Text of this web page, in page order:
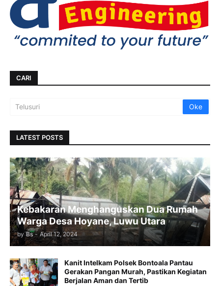
CARI
LATEST POSTS
Kebakaran Menghanguskan Dua Rumah
Warga Desa Hoyane, Luwu Utara
by Bs - April 12, 2024
Kanit Intelkam Polsek Bontoala Pantau
Gerakan Pangan Murah, Pastikan Kegiatan
Berjalan Aman dan Tertib